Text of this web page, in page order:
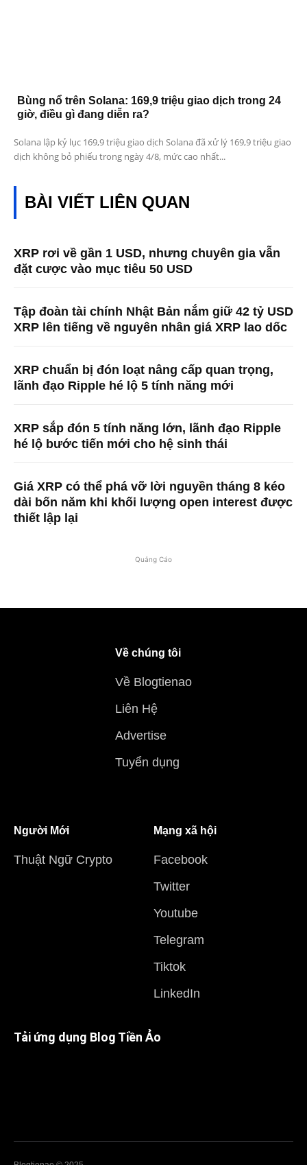
Bùng nổ trên Solana: 169,9 triệu giao dịch trong 24
giờ, điều gì đang diễn ra?
Solana lập kỷ lục 169,9 triệu giao dịch Solana đã xử lý 169,9 triệu giao
dịch không bỏ phiếu trong ngày 4/8, mức cao nhất...
BÀI VIẾT LIÊN QUAN
XRP rơi về gần 1 USD, nhưng chuyên gia vẫn
đặt cược vào mục tiêu 50 USD
Tập đoàn tài chính Nhật Bản nắm giữ 42 tỷ USD
XRP lên tiếng về nguyên nhân giá XRP lao dốc
XRP chuẩn bị đón loạt nâng cấp quan trọng,
lãnh đạo Ripple hé lộ 5 tính năng mới
XRP sắp đón 5 tính năng lớn, lãnh đạo Ripple
hé lộ bước tiến mới cho hệ sinh thái
Giá XRP có thể phá vỡ lời nguyền tháng 8 kéo
dài bốn năm khi khối lượng open interest được
thiết lập lại
Quảng Cáo
Về chúng tôi
Về Blogtienao
Liên Hệ
Advertise
Tuyển dụng
Người Mới
Thuật Ngữ Crypto
Mạng xã hội
Facebook
Twitter
Youtube
Telegram
Tiktok
LinkedIn
Tải ứng dụng Blog Tiền Ảo